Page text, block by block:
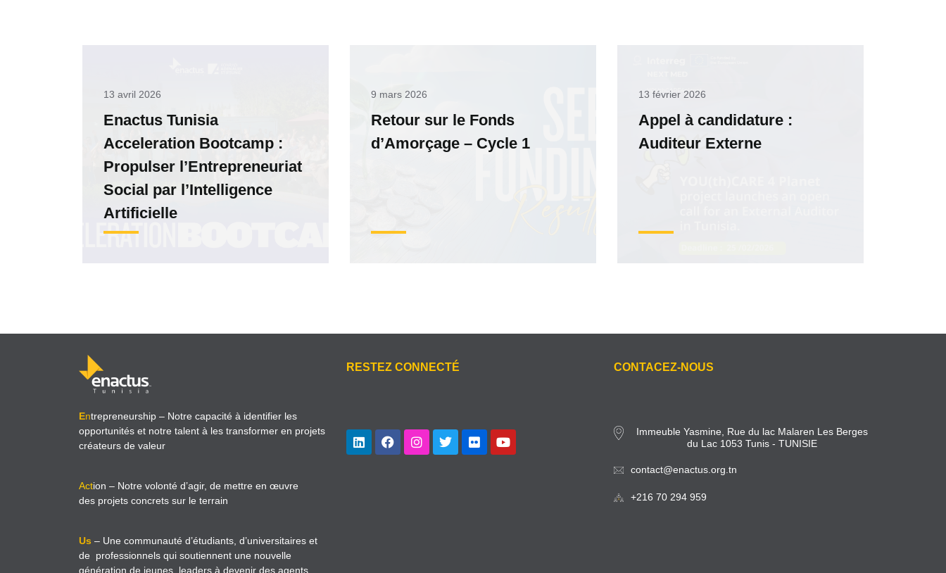
13 avril 2026
Enactus Tunisia
Acceleration Bootcamp :
Propulser l’Entrepreneuriat
Social par l’Intelligence
Artificielle
9 mars 2026
Retour sur le Fonds
d’Amorçage – Cycle 1
13 février 2026
Appel à candidature :
Auditeur Externe
Entrepreneurship – Notre capacité à identifier les
opportunités et notre talent à les transformer en projets
créateurs de valeur
Action – Notre volonté d’agir, de mettre en œuvre
des projets concrets sur le terrain
Us – Une communauté d’étudiants, d’universitaires et
de professionnels qui soutiennent une nouvelle
génération de jeunes leaders à devenir des agents
RESTEZ CONNECTÉ CONTACEZ-NOUS
Immeuble Yasmine, Rue du lac Malaren Les Berges
du Lac 1053 Tunis - TUNISIE
contact@enactus.org.tn
+216 70 294 959